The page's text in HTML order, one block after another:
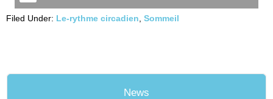
Filed Under: Le-rythme circadien Sommeil
News